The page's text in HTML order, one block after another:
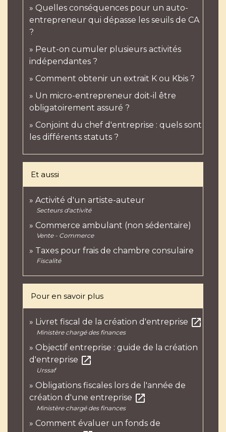
Quelles conséquences pour un auto-
entrepreneur qui dépasse les seuils de CA
?
Peut-on cumuler plusieurs activités
indépendantes ?
Comment obtenir un extrait K ou Kbis ?
Un micro-entrepreneur doit-il être
obligatoirement assuré ?
Conjoint du chef d'entreprise : quels sont
les différents statuts ?
Et aussi
Activité d'un artiste-auteur
Secteurs d'activité
Commerce ambulant (non sédentaire)
Vente - Commerce
Taxes pour frais de chambre consulaire
Fiscalité
Pour en savoir plus
Livret fiscal de la création d'entreprise open_in_new
Ministère chargé des finances
Objectif entreprise : guide de la création
d'entreprise open_in_new
Urssaf
Obligations fiscales lors de l'année de
création d'une entreprise open_in_new
Ministère chargé des finances
Comment évaluer un fonds de